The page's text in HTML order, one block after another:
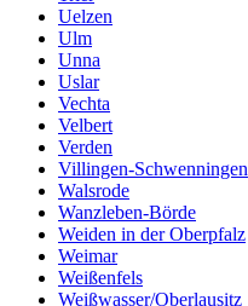
Uelzen
Ulm
Unna
Uslar
Vechta
Velbert
Verden
Villingen-Schwenningen
Walsrode
Wanzleben-Börde
Weiden in der Oberpfalz
Weimar
Weißenfels
Weißwasser/Oberlausitz